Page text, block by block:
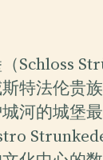
Schloss
特法伦贵
河的城堡